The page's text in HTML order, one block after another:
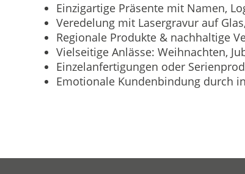
Einzigartige Präsente mit Namen,
Veredelung mit Lasergravur auf
Regionale Produkte & nachhaltige
Vielseitige Anlässe: Weihnachten,
Einzelanfertigungen oder
Emotionale Kundenbindung durch